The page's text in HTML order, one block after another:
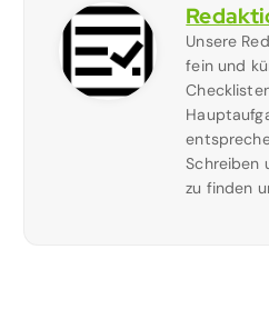
Unsere
fein und
Schreiben
zu finden